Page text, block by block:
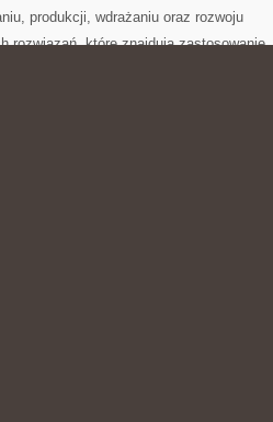
produkcji, wdrażaniu oraz rozwoju
rozwiązań, które znajdują zastosowanie